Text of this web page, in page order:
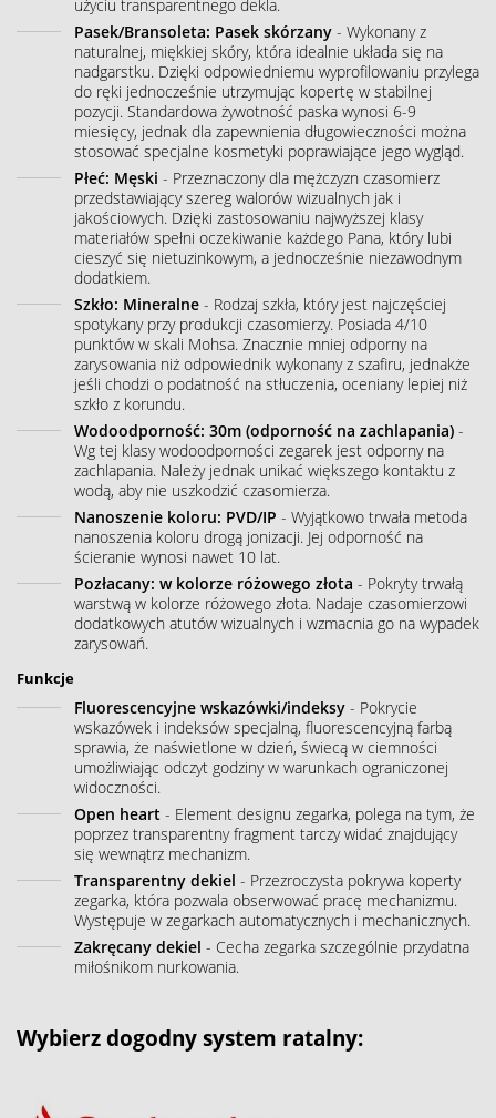
użyciu transparentnego dekla.
Pasek/Bransoleta: Pasek skórzany - Wykonany z
naturalnej, miękkiej skóry, która idealnie układa się na
nadgarstku. Dzięki odpowiedniemu wyprofilowaniu przylega
do ręki jednocześnie utrzymując kopertę w stabilnej
pozycji. Standardowa żywotność paska wynosi 6-9
miesięcy, jednak dla zapewnienia długowieczności można
stosować specjalne kosmetyki poprawiające jego wygląd.
Płeć: Męski - Przeznaczony dla mężczyzn czasomierz
przedstawiający szereg walorów wizualnych jak i
jakościowych. Dzięki zastosowaniu najwyższej klasy
materiałów spełni oczekiwanie każdego Pana, który lubi
cieszyć się nietuzinkowym, a jednocześnie niezawodnym
dodatkiem.
Szkło: Mineralne - Rodzaj szkła, który jest najczęściej
spotykany przy produkcji czasomierzy. Posiada 4/10
punktów w skali Mohsa. Znacznie mniej odporny na
zarysowania niż odpowiednik wykonany z szafiru, jednakże
jeśli chodzi o podatność na stłuczenia, oceniany lepiej niż
szkło z korundu.
Wodoodporność: 30m (odporność na zachlapania) -
Wg tej klasy wodoodporności zegarek jest odporny na
zachlapania. Należy jednak unikać większego kontaktu z
wodą, aby nie uszkodzić czasomierza.
Nanoszenie koloru: PVD/IP - Wyjątkowo trwała metoda
nanoszenia koloru drogą jonizacji. Jej odporność na
ścieranie wynosi nawet 10 lat.
Pozłacany: w kolorze różowego złota - Pokryty trwałą
warstwą w kolorze różowego złota. Nadaje czasomierzowi
dodatkowych atutów wizualnych i wzmacnia go na wypadek
zarysowań.
Funkcje
Fluorescencyjne wskazówki/indeksy - Pokrycie
wskazówek i indeksów specjalną, fluorescencyjną farbą
sprawia, że naświetlone w dzień, świecą w ciemności
umożliwiając odczyt godziny w warunkach ograniczonej
widoczności.
Open heart - Element designu zegarka, polega na tym, że
poprzez transparentny fragment tarczy widać znajdujący
się wewnątrz mechanizm.
Transparentny dekiel - Przezroczysta pokrywa koperty
zegarka, która pozwala obserwować pracę mechanizmu.
Występuje w zegarkach automatycznych i mechanicznych.
Zakręcany dekiel - Cecha zegarka szczególnie przydatna
miłośnikom nurkowania.
Wybierz dogodny system ratalny: